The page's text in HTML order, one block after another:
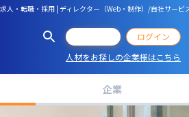
人・転職・採用 | ディレクター（Web・制作）/自社サービ
ログイン
人材をお探しの企業様はこちら
企業